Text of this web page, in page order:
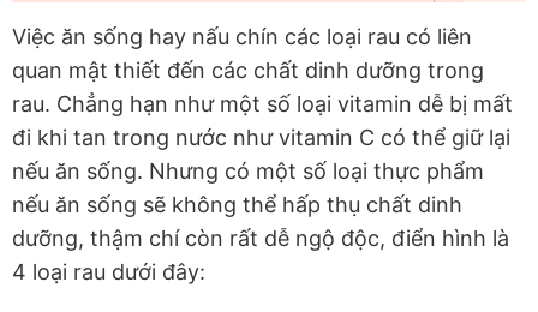
Việc ăn sống hay nấu chín các loại rau có liên
quan mật thiết đến các chất dinh dưỡng trong
rau. Chẳng hạn như một số loại vitamin dễ bị mất
đi khi tan trong nước như vitamin C có thể giữ lại
nếu ăn sống. Nhưng có một số loại thực phẩm
nếu ăn sống sẽ không thể hấp thụ chất dinh
dưỡng, thậm chí còn rất dễ ngộ độc, điển hình là
4 loại rau dưới đây: